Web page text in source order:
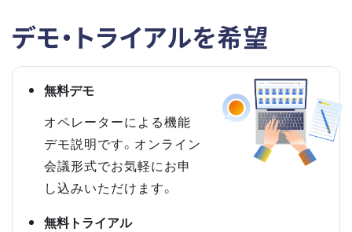
デモ・トライアルを希望
無料デモ
オペレーターによる機能
デモ説明です。オンライン
会議形式でお気軽にお申
し込みいただけます。
無料トライアル